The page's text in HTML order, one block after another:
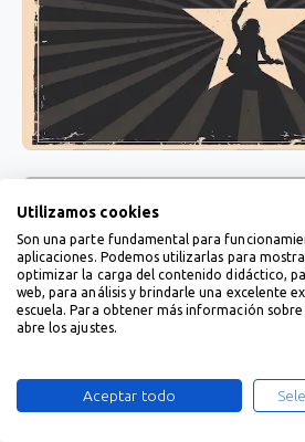
Utilizamos cookies
Son una parte fundamental para
aplicaciones. Podemos utilizarlas para
optimizar la carga del contenido didáctico,
web, para análisis y brindarle una excelente
escuela. Para obtener más información
abre los ajustes.
Aceptar todo